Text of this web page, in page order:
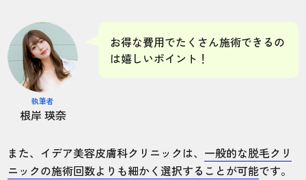
執筆者
根岸 瑛奈
お得な費用でたくさん施術できるの
は嬉しいポイント！
また、イデア美容皮膚科クリニックは、 一般的な脱毛クリ
ニックの施術回数よりも細かく選択することが可能です。